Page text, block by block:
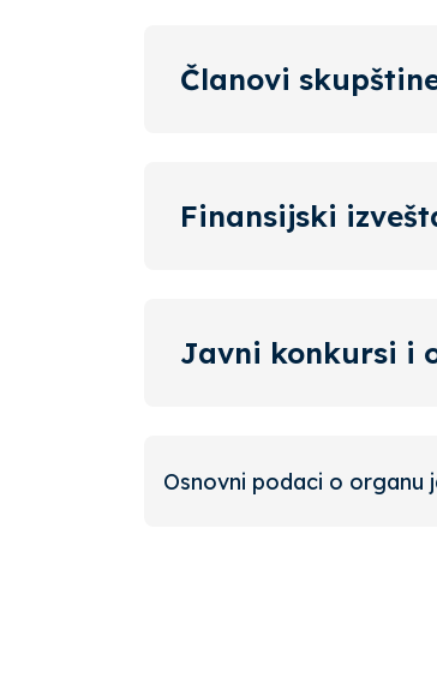
Članovi
Finansijski
Javni konkursi i
Osnovni podaci o